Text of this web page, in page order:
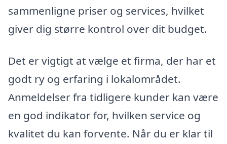
sammenligne priser og services, hvilket
giver dig større kontrol over dit budget.
Det er vigtigt at vælge et firma, der har et
godt ry og erfaring i lokalområdet.
Anmeldelser fra tidligere kunder kan være
en god indikator for, hvilken service og
kvalitet du kan forvente. Når du er klar til